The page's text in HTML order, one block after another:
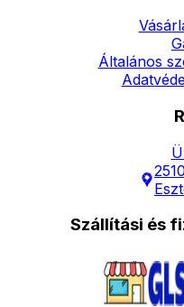
Általános
Szállítási és